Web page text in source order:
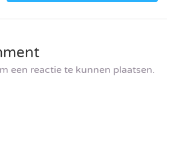
een reactie te kunnen plaatsen.